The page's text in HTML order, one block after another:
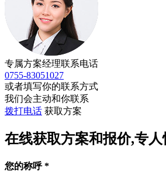
专属方案经理联系电话
0755-83051027
或者填写你的联系方式
我们会主动和你联系
拨打电话 获取方案
在线获取方案和报价,专
您的称呼*